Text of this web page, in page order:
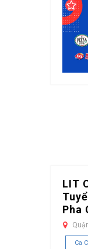
LIT
Pha
Ca